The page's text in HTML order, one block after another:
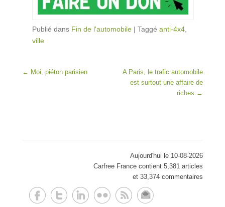
Publié dans Fin de l'automobile | Taggé anti-4x4
ville
Post navigation
← Moi, piéton parisien
A Paris, le trafic automobile
est surtout une affaire de
riches →
Aujourd'hui le 10-08-2026
Carfree France contient 5,381 articles
et 33,374 commentaires